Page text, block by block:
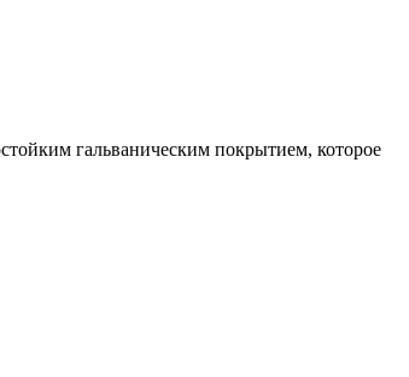
гальваническим покрытием, которое